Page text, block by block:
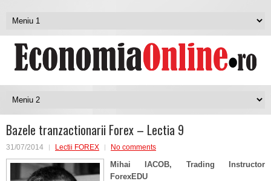
Bazele tranzactionarii Forex – Lectia 9
31/07/2014 Lectii FOREX No comments
Mihai IACOB, Trading Instructor
ForexEDU